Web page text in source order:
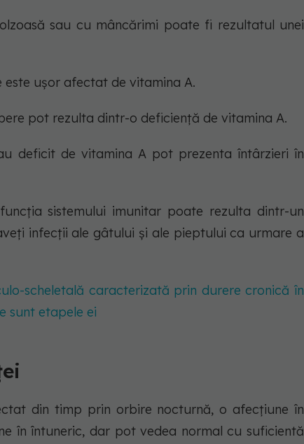
sau cu mâncărimi poate fi rezultatul unei
ușor afectat de vitamina A.
pot rezulta dintr-o deficiență de vitamina A.
deficit de vitamina A pot prezenta întârzieri în
sistemului imunitar poate rezulta dintr-un
infecții ale gâtului și ale pieptului ca urmare a
scheletală caracterizată prin durere cronică în
sunt etapele ei
din timp prin orbire nocturnă, o afecțiune în
în întuneric, dar pot vedea normal cu suficientă